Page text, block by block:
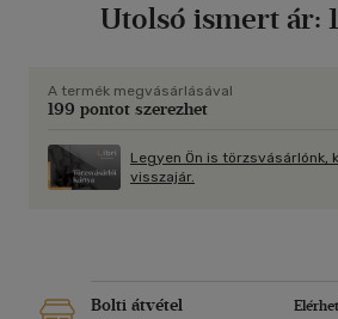
Utolsó ismert ár:
A termék megvásárlásával
199 pontot szerezhet
Legyen Ön is törzsvásárlónk,
visszajár.
Bolti átvétel